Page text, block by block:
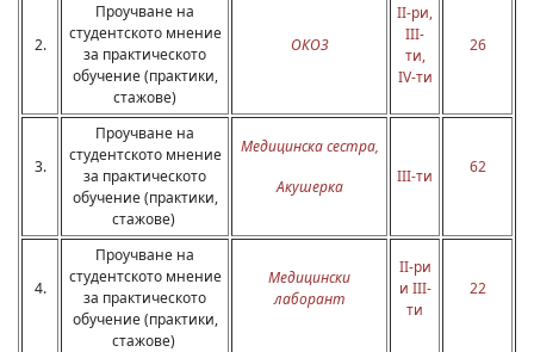
2.
Проучване на
студентското мнение
за практическото
обучение (практики,
стажове)
ОКОЗ
II-ри,
III-
ти,
IV-ти
26
3.
Проучване на
студентското мнение
за практическото
обучение (практики,
стажове)
Медицинска сестра,
Акушерка
III-ти 62
4.
Проучване на
студентското мнение
за практическото
обучение (практики,
стажове)
Медицински
лаборант
II-ри
и III-
ти
22